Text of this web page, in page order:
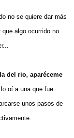
no se quiere dar más
algo ocurrido no
del rio, aparéceme
oí a una que fue
unos pasos de